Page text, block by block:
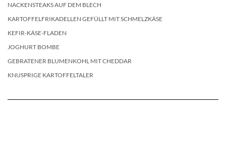
NACKENSTEAKS AUF DEM BLECH
KARTOFFELFRIKADELLEN GEFÜLLT MIT SCHMELZKÄSE
KEFIR-KÄSE-FLADEN
JOGHURT BOMBE
GEBRATENER BLUMENKOHL MIT CHEDDAR
KNUSPRIGE KARTOFFELTALER